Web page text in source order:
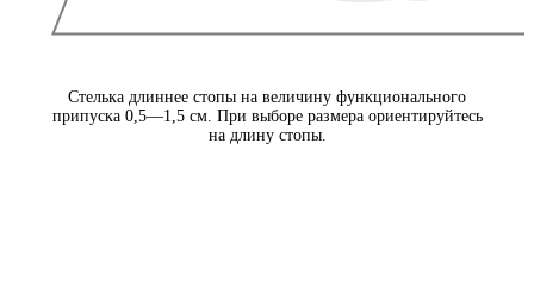
Стелька длиннее стопы на величину функционального
припуска 0,5—1,5 см. При выборе размера ориентируйтесь
на длину стопы.